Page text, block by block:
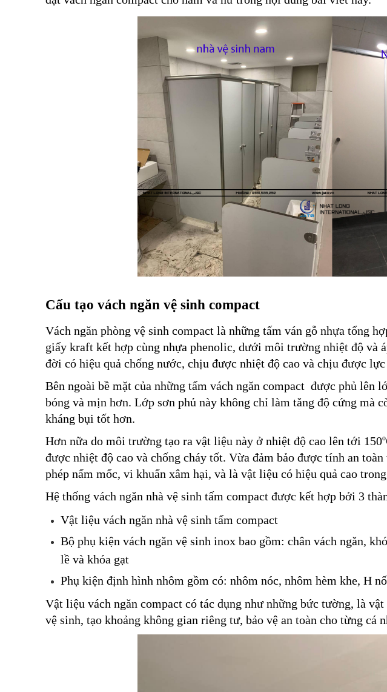
SÀN NÂNG OA
SÀN NÂNG KỸ THUẬT HPL
SÀN NÂNG THÔNG KHÍ
Cấu tạo vách ngăn vệ sinh compact
Vách ngăn phòng vệ sinh compact là những tấm ván gỗ nhựa tổng
giấy kraft kết hợp cùng nhựa phenolic, dưới môi trường nhiệt độ và
đời có hiệu quả chống nước, chịu được nhiệt độ cao và chịu được
Bên ngoài bề mặt của những tấm vách ngăn compact  được phủ lên
bóng và mịn hơn. Lớp sơn phủ này không chỉ làm tăng độ cứng mà
kháng bụi tốt hơn.
Hơn nữa do môi trường tạo ra vật liệu này ở nhiệt độ cao lên tới 150o
được nhiệt độ cao và chống cháy tốt. Vừa đảm bảo được tính an
phép nấm mốc, vi khuẩn xâm hại, và là vật liệu có hiệu quả cao
Hệ thống vách ngăn nhà vệ sinh tấm compact được kết hợp bởi 3
Vật liệu vách ngăn nhà vệ sinh tấm compact
Bộ phụ kiện vách ngăn vệ sinh inox bao gồm: chân vách ngăn,
lề và khóa gạt
Phụ kiện định hình nhôm gồm có: nhôm nóc, nhôm hèm khe, H
Vật liệu vách ngăn compact có tác dụng như những bức tường, là
vệ sinh, tạo khoảng không gian riêng tư, bảo vệ an toàn cho từng cá